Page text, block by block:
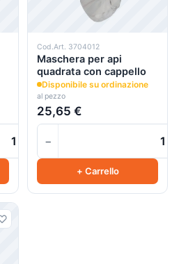
Cod.Art. 3704012
Maschera per api
quadrata con cappello
Disponibile su ordinazione
al pezzo
25,65 €
−
+ Carrello